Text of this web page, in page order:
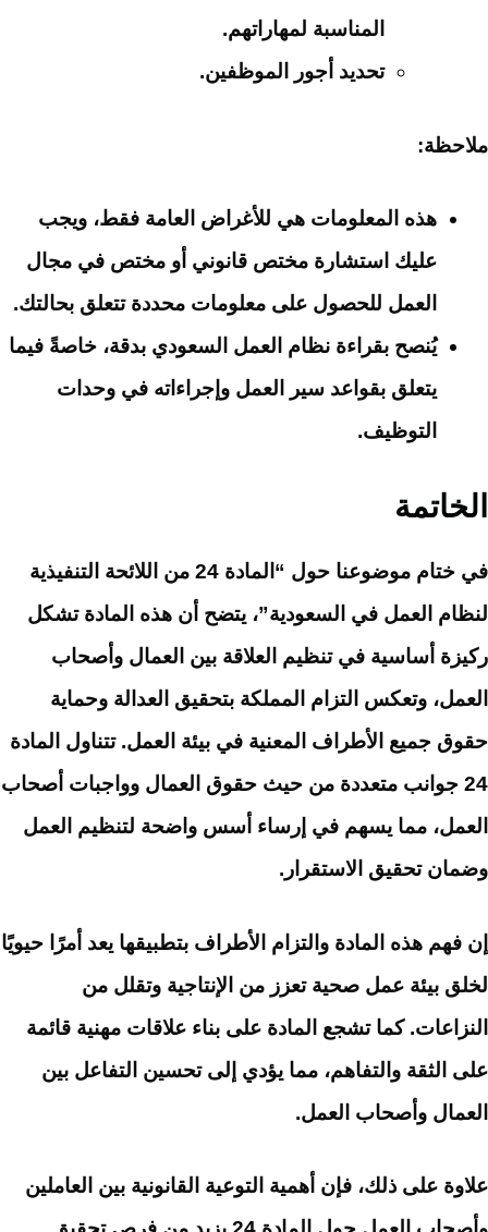
المناسبة لمهاراتهم.
تحديد أجور الموظفين.
ملاحظة:
هذه المعلومات هي للأغراض العامة فقط، ويجب
عليك استشارة مختص قانوني أو مختص في مجال
العمل للحصول على معلومات محددة تتعلق بحالتك.
يُنصح بقراءة نظام العمل السعودي بدقة، خاصةً فيما
يتعلق بقواعد سير العمل وإجراءاته في وحدات
التوظيف.
الخاتمة
في ختام موضوعنا حول “المادة 24 من اللائحة التنفيذية
لنظام العمل في السعودية”، يتضح أن هذه المادة تشكل
ركيزة أساسية في تنظيم العلاقة بين العمال وأصحاب
العمل، وتعكس التزام المملكة بتحقيق العدالة وحماية
حقوق جميع الأطراف المعنية في بيئة العمل. تتناول المادة
24 جوانب متعددة من حيث حقوق العمال وواجبات أصحاب
العمل، مما يسهم في إرساء أسس واضحة لتنظيم العمل
وضمان تحقيق الاستقرار.
إن فهم هذه المادة والتزام الأطراف بتطبيقها يعد أمرًا حيويًا
لخلق بيئة عمل صحية تعزز من الإنتاجية وتقلل من
النزاعات. كما تشجع المادة على بناء علاقات مهنية قائمة
على الثقة والتفاهم، مما يؤدي إلى تحسين التفاعل بين
العمال وأصحاب العمل.
علاوة على ذلك، فإن أهمية التوعية القانونية بين العاملين